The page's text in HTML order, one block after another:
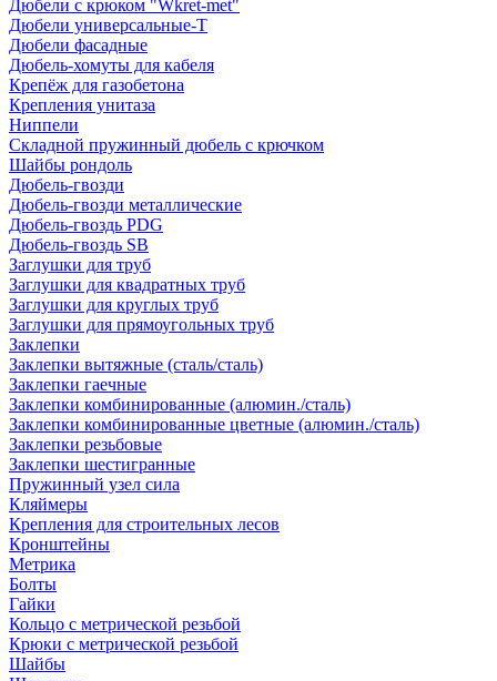
Дюбели с крюком "Wkret-met"
Дюбели универсальные-Т
Дюбели фасадные
Дюбель-хомуты для кабеля
Крепёж для газобетона
Крепления унитаза
Ниппели
Складной пружинный дюбель с крючком
Шайбы рондоль
Дюбель-гвозди
Дюбель-гвозди металлические
Дюбель-гвоздь PDG
Дюбель-гвоздь SB
Заглушки для труб
Заглушки для квадратных труб
Заглушки для круглых труб
Заглушки для прямоугольных труб
Заклепки
Заклепки вытяжные (сталь/сталь)
Заклепки гаечные
Заклепки комбинированные (алюмин./сталь)
Заклепки комбинированные цветные (алюмин./сталь)
Заклепки резьбовые
Заклепки шестигранные
Пружинный узел сила
Кляймеры
Крепления для строительных лесов
Кронштейны
Метрика
Болты
Гайки
Кольцо с метрической резьбой
Крюки с метрической резьбой
Шайбы